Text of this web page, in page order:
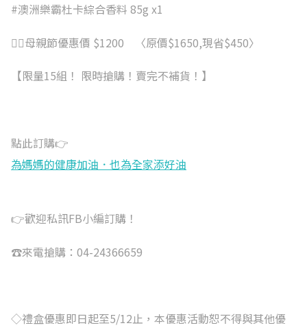
#澳洲樂霸杜卡綜合香料 85g x1
💁‍♀母親節優惠價 $1200 〈原價$1650,現省$450〉
【限量15組！ 限時搶購！賣完不補貨！】
點此訂購👉
為媽媽的健康加油．也為全家添好油
👉歡迎私訊FB小編訂購！
☎來電搶購：04-24366659
◇禮盒優惠即日起至5/12止，本優惠活動恕不得與其他優